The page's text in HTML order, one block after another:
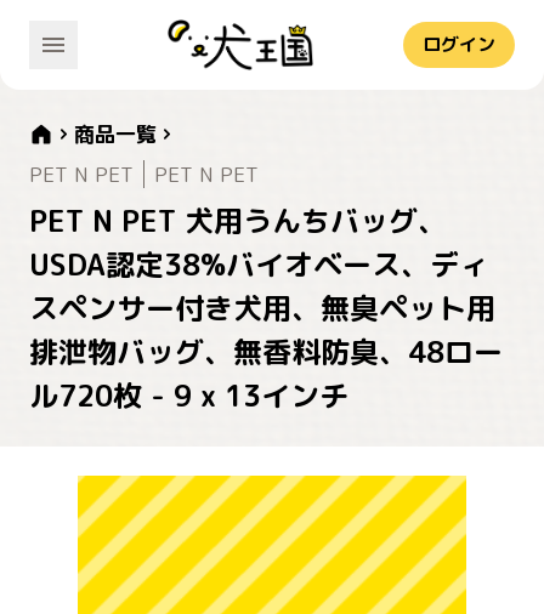
ログイン
商品一覧
PET N PET
PET N PET
PET N PET 犬用うんちバッグ、
USDA認定38%バイオベース、ディ
スペンサー付き犬用、無臭ペット用
排泄物バッグ、無香料防臭、48ロー
ル720枚 - 9 x 13インチ